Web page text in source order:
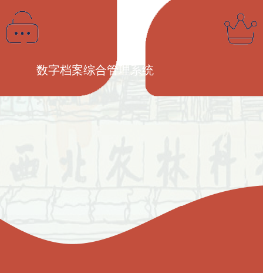
数字档案综合管理系统